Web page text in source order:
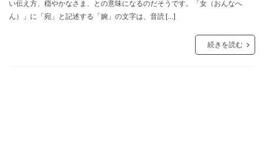
い伝え方、穏やかなさま、との意味になるのだそうです。「女（おんなへ
ん）」に「宛」と記述する「婉」の文字は、音読 […]
続きを読む